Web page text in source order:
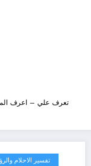
تعرف علي – اعرف
تفسير الاحلام